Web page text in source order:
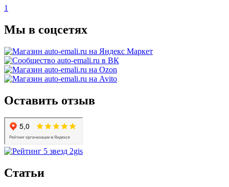
1
Мы в соцсетях
Оставить отзыв
Статьи